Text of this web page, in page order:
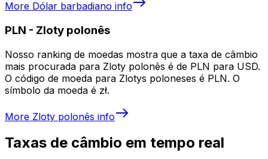
More Dólar barbadiano info
PLN - Zloty polonês
Nosso ranking de moedas mostra que a taxa de câmbio
mais procurada para Zloty polonês é de PLN para USD.
O código de moeda para Zlotys poloneses é PLN. O
símbolo da moeda é zł.
More Zloty polonês info
Taxas de câmbio em tempo real